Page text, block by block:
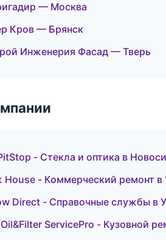
— Москва
Кров — Брянск
Инженерия Фасад — Тверь
- Стекла и оптика в
- Коммерческий ремонт в
Direct - Справочные службы в
ServicePro - Кузовной